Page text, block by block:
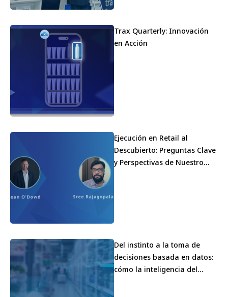
Trax Quarterly: Innovación
en Acción
Ejecución en Retail al
Descubierto: Preguntas Clave
y Perspectivas de Nuestro
Del instinto a la toma de
decisiones basada en datos:
cómo la inteligencia del